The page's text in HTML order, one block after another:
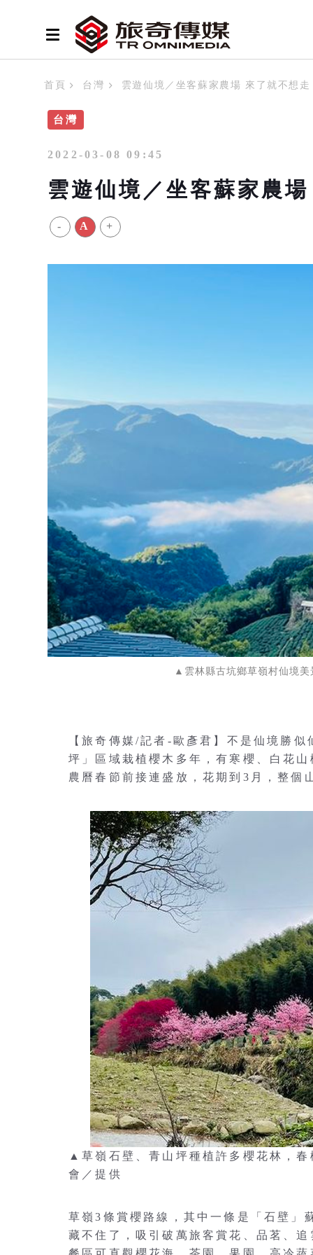
首頁 台灣 雲遊仙境／坐客蘇家農場 來了就不想走
台灣
2022-03-08 09:45
雲遊仙境／坐客蘇家農
- A +
▲雲林縣古坑鄉草嶺村仙境
【旅奇傳媒/記者-歐彥君】不是仙境勝
坪」區域栽植櫻木多年，有寒櫻、白花
農曆春節前接連盛放，花期到3月，整
▲草嶺石壁、青山坪種植許多櫻花林，
會／提供
草嶺3條賞櫻路線，其中一條是「石壁」
藏不住了，吸引破萬旅客賞花、品茗、